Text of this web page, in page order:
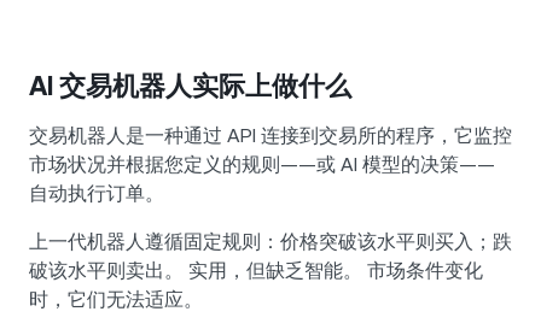
AI 交易机器人实际上做什么
交易机器人是一种通过 API 连接到交易所的程序，它监控
市场状况并根据您定义的规则——或 AI 模型的决策——
自动执行订单。
上一代机器人遵循固定规则：价格突破该水平则买入；跌
破该水平则卖出。 实用，但缺乏智能。 市场条件变化
时，它们无法适应。